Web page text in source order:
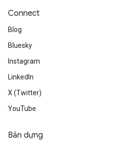
Connect
Blog
Bluesky
Instagram
LinkedIn
X (Twitter)
YouTube
Bản dựng